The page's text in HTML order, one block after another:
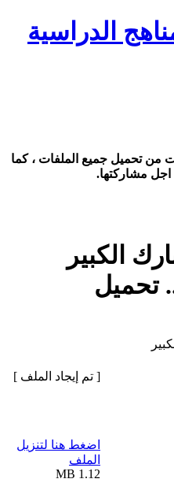
الدراسية
من تحميل جميع الملفات ، كما
مشاركتها.
الكبير
تحميل
[ تم إيجاد الملف ]
اضغط هنا لتنزيل
الملف
1.12 MB